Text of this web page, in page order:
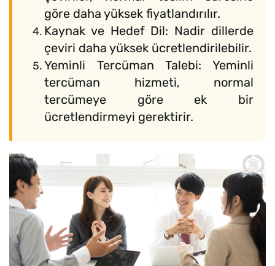
göre daha yüksek fiyatlandırılır.
Kaynak ve Hedef Dil: Nadir dillerde
çeviri daha yüksek ücretlendirilebilir.
Yeminli Tercüman Talebi: Yeminli
tercüman hizmeti, normal
tercümeye göre ek bir
ücretlendirmeyi gerektirir.